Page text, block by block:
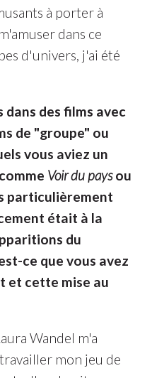
à porter à
dans ce
d'univers, j'ai été
dans des films avec
de "groupe" ou
vous aviez un
Voir du paysou
particulièrement
était à la
du
ce que vous avez
et cette mise au
Wandel m'a
mon jeu de